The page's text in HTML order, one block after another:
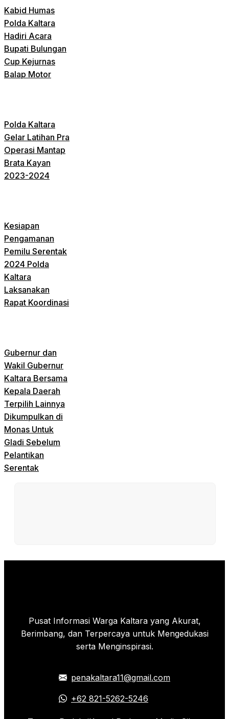
Kabid Humas
Polda Kaltara
Hadiri Acara
Bupati Bulungan
Cup Kejurnas
Balap Motor
Polda Kaltara
Gelar Latihan Pra
Operasi Mantap
Brata Kayan
2023-2024
Kesiapan
Pengamanan
Pemilu Serentak
2024 Polda
Kaltara
Laksanakan
Rapat Koordinasi
Gubernur dan
Wakil Gubernur
Kaltara Bersama
Kepala Daerah
Terpilih Lainnya
Dikumpulkan di
Monas Untuk
Gladi Sebelum
Pelantikan
Serentak
Pusat Informasi Warga Kaltara yang Akurat,
Berimbang, dan Terpercaya untuk Mengedukasi
serta Menginspirasi.
penakaltara11@gmail.com
+62 821-5262-5246